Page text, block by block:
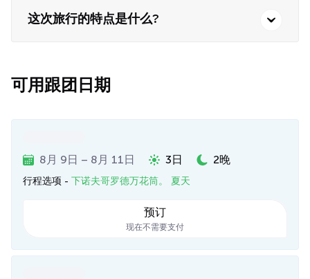
这次旅行的特点是什么?
可用跟团日期
8月 9日 – 8月 11日 3日 2晚
行程选项 - 下诺夫哥罗德万花筒。 夏天
预订
现在不需要支付